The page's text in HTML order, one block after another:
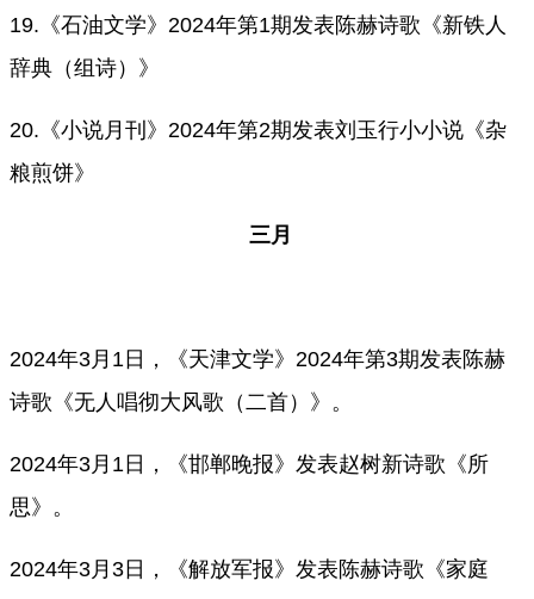
19.《石油文学》2024年第1期发表陈赫诗歌《新铁人
辞典（组诗）》
20.《小说月刊》2024年第2期发表刘玉行小小说《杂
粮煎饼》
三月
2024年3月1日， 《天津文学》 2024年第3期发表陈赫
诗歌《无人唱彻大风歌（二首）》。
2024年3月1日，《邯郸晚报》发表赵树新诗歌《所
思》。
2024年3月3日，《解放军报》发表陈赫诗歌《家庭